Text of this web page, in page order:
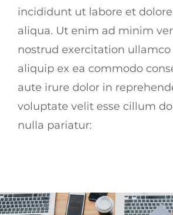
incididunt ut labore et
aliqua. Ut enim ad minim
nostrud exercitation
aliquip ex ea commodo
aute irure dolor in
voluptate velit esse cillum
nulla pariatur: